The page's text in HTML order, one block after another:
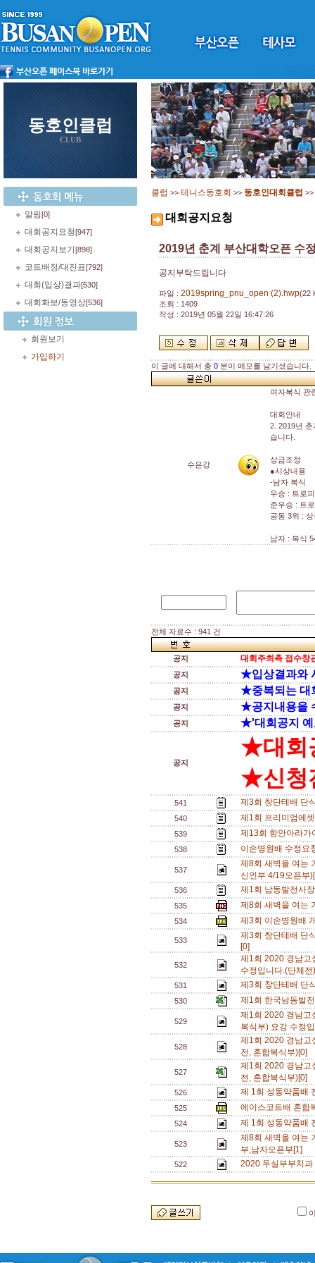
동호인클럽
CLUB
알림[0]
대회공지요청[947]
대회공지보기 [898]
코트배정/대진표[792]
대회(입상)결과[530]
대회화보/동영상[536]
회원보기
가입하기
클럽 >> 테니스동호회 >> 동호인대회클럽 >>
대회공지요청
2019년 춘계 부산대학오픈 수
공지부탁드립니다
파일 : 2019spring_pnu_open (2).hwp(22
조회 : 1409
작성 : 2019년 05월 22일 16:47:26
이 글에 대해서 총 0 분이 메모를 남기셨습니다.
수은강
여자복식 관
대회안내
2. 2019년
습니다.
상금조정
●시상내용
-남자 복식
우승 : 트로
준우승 : 트
공동 3위 :
남자 : 복식
전체 자료수 : 941 건
공지 대회주최측 접수창
공지 ★입상결과와
공지 ★중복되는 대
공지 ★공지내용을
공지 ★'대회공지 예
공지
★대회
★신청
541 제3회 창단테배 단
540 제1회 프리미엄에
539 제13회 함안아라
538 이손병원배 수정
537
제8회 새벽을 여는
신인부 4/19오픈
536 제1회 남동발전사
535 제8회 새벽을 여는
534 제3회 이손병원배
533
제3회 창단테배 단
[0]
532
제1회 2020 경남고
수정입니다.(단체
531 제3회 창단테배 단
530 제1회 한국남동발
529
제1회 2020 경남고
복식부) 요강 수정
528
제1회 2020 경남고
전, 혼합복식부)[0]
527
제1회 2020 경남고
전, 혼합복식부)[0]
526 제 1회 성동약품배
525 에이스코트배 혼합
524 제 1회 성동약품배
523
제8회 새벽을 여는
부,남자오픈부[1]
522 2020 두실부부치